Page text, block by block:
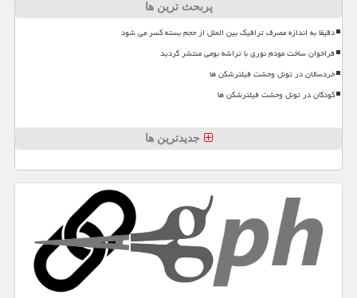
پربحث ترین ها
دقیقا به اندازه مصرف ترافیک بین الملل از حجم بسته کسر می شود
فراخوان ساخت مودم نوری با تراشه بومی منتشر گردید
خردسالان در تونل وحشت فیلترشکن ها
کودکان در تونل وحشت فیلترشکن ها
جدیدترین ها